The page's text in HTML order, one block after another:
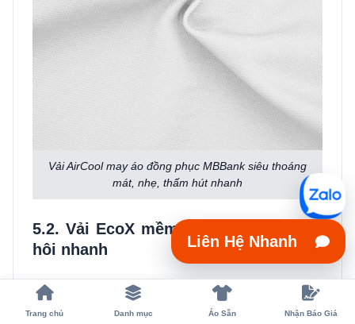
Vải AirCool may áo đồng phục MBBank siêu thoáng
mát, nhẹ, thấm hút nhanh
5.2. Vải EcoX mềm mại, thấm hút mồ
hôi nhanh
Vải EcoX (cotton 4 chiều) có độ mềm mại cao, thoáng
khí và khả năng thấm hút mồ hôi vượt trội nhờ được
Trang chủ Danh mục Áo Sẵn Nhận Báo Giá
Liên Hệ Nhanh